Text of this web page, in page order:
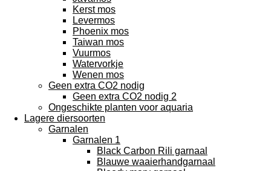
Kerst mos
Levermos
Phoenix mos
Taiwan mos
Vuurmos
Watervorkje
Wenen mos
Geen extra CO2 nodig
Geen extra CO2 nodig 2
Ongeschikte planten voor aquaria
Lagere diersoorten
Garnalen
Garnalen 1
Black Carbon Rili garnaal
Blauwe waaierhandgarnaal